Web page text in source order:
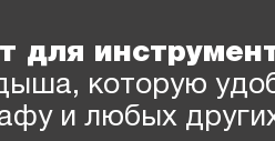
для
которую
и любых